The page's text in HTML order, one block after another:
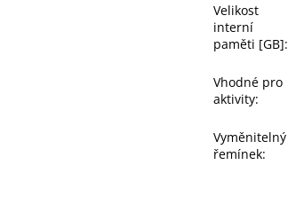
Velikost
interní
paměti [GB]:
Vhodné pro
aktivity:
Vyměnitelný
řemínek: